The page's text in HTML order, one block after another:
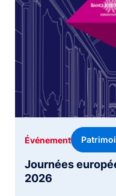
Journées
2026
Événement